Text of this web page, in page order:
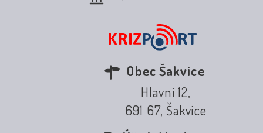
Obec Šakvice
Hlavní 12,
691 67, Šakvice